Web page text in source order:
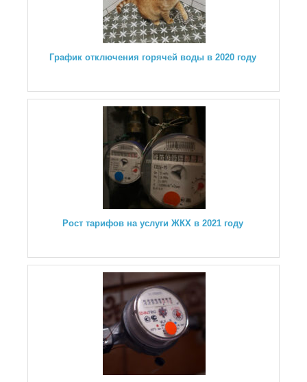
График отключения горячей воды в 2020 году
Рост тарифов на услуги ЖКХ в 2021 году